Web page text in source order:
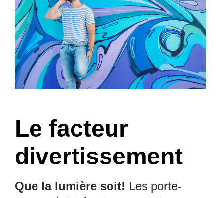
Le facteur
divertissement
Que la lumière soit! Les porte-